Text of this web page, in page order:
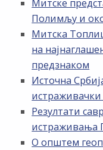
Митске
Полимљу и
Митска
на
предзнаком
Источна
истраживачки
Резултати
истраживања
О општем